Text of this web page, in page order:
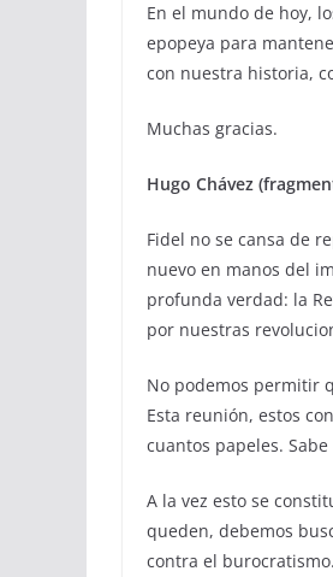
En el mundo de hoy,
epopeya para
con nuestra historia,
Muchas gracias.
Hugo Chávez
Fidel no se cansa de
nuevo en manos del
profunda verdad: la
por nuestras
No podemos permitir
Esta reunión, estos
cuantos papeles.
A la vez esto se
queden, debemos
contra el